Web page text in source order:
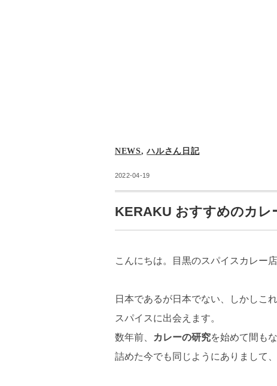
NEWS,ハルさん日記
2022-04-19
KERAKU おすすめのカレ
こんにちは。目黒のスパイスカレー
日本であるが日本でない、しかしこ
スパイスに出会えます。
数年前、
カレーの研究を始めて間も
詰めた今でも同じようにありまして